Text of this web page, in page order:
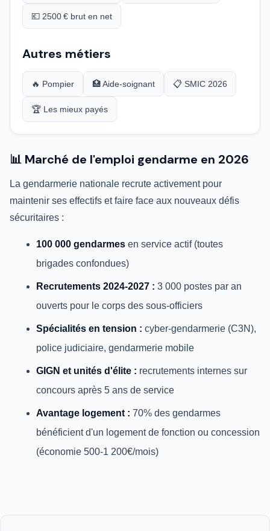
💶 2500 € brut en net
Autres métiers
🔥 Pompier 🏥 Aide-soignant 📋 SMIC 2026
🏆 Les mieux payés
📊 Marché de l'emploi gendarme en 2026
La gendarmerie nationale recrute activement pour
maintenir ses effectifs et faire face aux nouveaux défis
sécuritaires :
100 000 gendarmes en service actif (toutes
brigades confondues)
Recrutements 2024-2027 : 3 000 postes par an
ouverts pour le corps des sous-officiers
Spécialités en tension : cyber-gendarmerie (C3N),
police judiciaire, gendarmerie mobile
GIGN et unités d'élite : recrutements internes sur
concours après 5 ans de service
Avantage logement : 70% des gendarmes
bénéficient d'un logement de fonction ou concession
(économie 500-1 200€/mois)